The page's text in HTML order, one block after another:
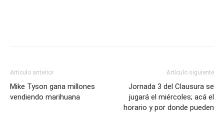
Artículo anterior
Mike Tyson gana millones
vendiendo marihuana
Artículo siguiente
Jornada 3 del Clausura se
jugará el miércoles; acá el
horario y por donde pueden